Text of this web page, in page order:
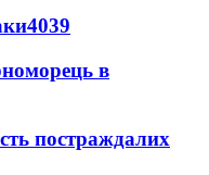
4039
в
постраждалих